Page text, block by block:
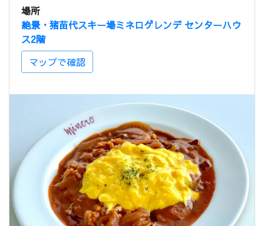
場所
絶景・猪苗代スキー場ミネロゲレンデ センターハウ
ス2階
マップで確認